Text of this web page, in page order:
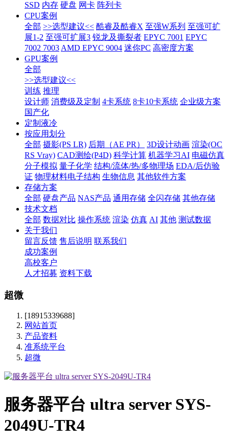
SSD 内存 硬盘 网卡 阵列卡
CPU案例
全部 >>选型建议<< 酷睿及酷睿X 至强W系列 至强可扩
展1-2 至强可扩展3 锐龙及撕裂者 EPYC 7001 EPYC
7002 7003 AMD EPYC 9004 迷你PC 高密度方案
GPU案例
全部
>>选型建议<<
训练 推理
设计师 消费级及定制 4卡系统 8卡10卡系统 企业级方案
国产化
定制液冷
按应用划分
全部 摄影(PS LR) 后期（AE PR） 3D设计动画 渲染(OC
RS Vray) CAD测绘(P4D) 科学计算 机器学习AI 电磁仿真
分子模拟 量子化学 结构/流体/热/多物理场 EDA/后仿验
证 物理材料电子结构 生物信息 其他软件方案
存储方案
全部 硬盘产品 NAS产品 通用存储 全闪存储 其他存储
技术文档
全部 数据对比 操作系统 渲染 仿真 AI 其他 测试数据
关于我们
留言反馈 售后说明 联系我们
成功案例
高校客户
人才招募 资料下载
超微
[18915339688]
网站首页
产品资料
准系统平台
超微
服务器平台 ultra server SYS-
2049U-TR4